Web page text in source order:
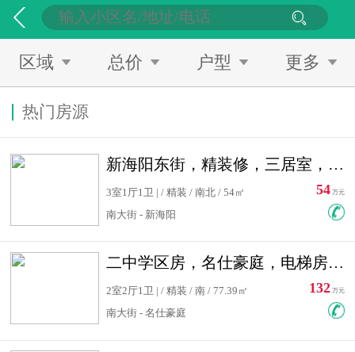
区域 总价 户型 更多
热门房源
新海阳东街，精装修，三居室，南北通透，拎包入住，单价低
3室1厅1卫 | / 精装 / 南北 / 54㎡
南大街 - 新海阳
54 万元
二中学区房，名仕豪庭，电梯房，双南卧室，单价低，急售
2室2厅1卫 | / 精装 / 南 / 77.39㎡
南大街 - 名仕豪庭
132 万元